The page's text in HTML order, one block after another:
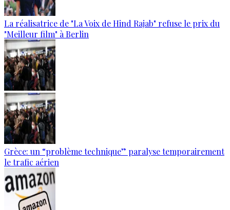
La réalisatrice de "La Voix de Hind Rajab" refuse le prix du
"Meilleur film" à Berlin
Grèce: un “problème technique” paralyse temporairement
le trafic aérien